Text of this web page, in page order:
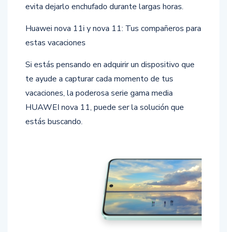
evita dejarlo enchufado durante largas horas.
Huawei nova 11i y nova 11: Tus compañeros para
estas vacaciones
Si estás pensando en adquirir un dispositivo que
te ayude a capturar cada momento de tus
vacaciones, la poderosa serie gama media
HUAWEI nova 11, puede ser la solución que
estás buscando.